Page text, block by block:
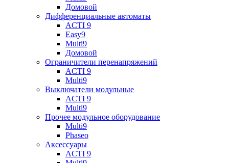
Домовой
Дифференциальные автоматы
ACTI 9
Easy9
Multi9
Домовой
Ограничители перенапряжений
ACTI 9
Multi9
Выключатели модульные
ACTI 9
Multi9
Прочее модульное оборудование
Multi9
Phaseo
Аксессуары
ACTI 9